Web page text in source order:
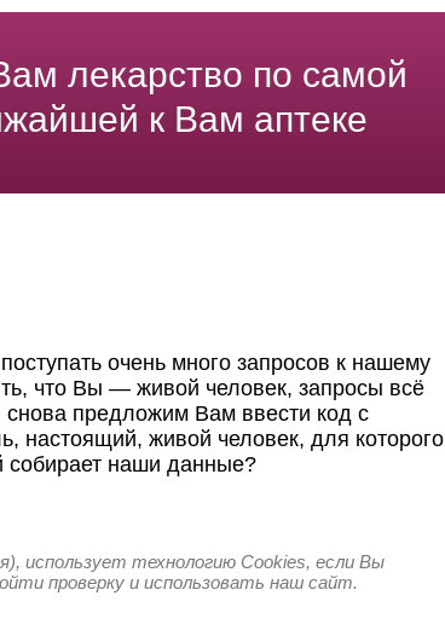
лекарство по самой
к Вам аптеке
очень много запросов к нашему
что Вы — живой человек, запросы всё
предложим Вам ввести код с
настоящий, живой человек, для которого
собирает наши данные?
использует технологию Cookies, если Вы
проверку и использовать наш сайт.